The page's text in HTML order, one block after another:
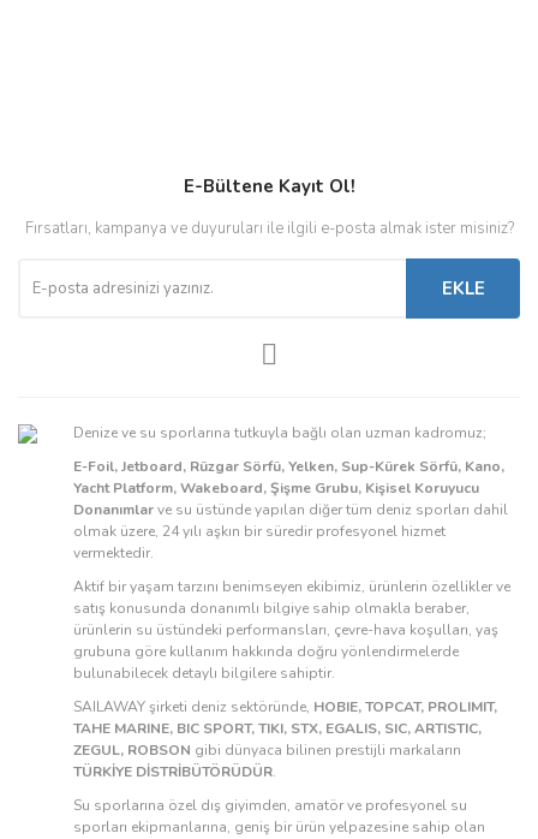
E-Bültene Kayıt Ol!
Fırsatları, kampanya ve duyuruları ile ilgili e-posta almak ister misiniz?
EKLE
Denize ve su sporlarına tutkuyla bağlı olan uzman kadromuz;
E-Foil, Jetboard, Rüzgar Sörfü, Yelken, Sup-Kürek Sörfü, Kano,
Yacht Platform, Wakeboard, Şişme Grubu, Kişisel Koruyucu
Donanımlarve su üstünde yapılan diğer tüm deniz sporları dahil
olmak üzere, 24 yılı aşkın bir süredir profesyonel hizmet
vermektedir.
Aktif bir yaşam tarzını benimseyen ekibimiz, ürünlerin özellikler ve
satış konusunda donanımlı bilgiye sahip olmakla beraber,
ürünlerin su üstündeki performansları, çevre-hava koşulları, yaş
grubuna göre kullanım hakkında doğru yönlendirmelerde
bulunabilecek detaylı bilgilere sahiptir.
SAILAWAY şirketi deniz sektöründe, HOBIE, TOPCAT, PROLIMIT,
TAHE MARINE, BIC SPORT, TIKI, STX, EGALIS, SIC, ARTISTIC,
ZEGUL, ROBSON gibi dünyaca bilinen prestijli markaların
TÜRKİYE DİSTRİBÜTÖRÜDÜR.
Su sporlarına özel dış giyimden, amatör ve profesyonel su
sporları ekipmanlarına, geniş bir ürün yelpazesine sahip olan